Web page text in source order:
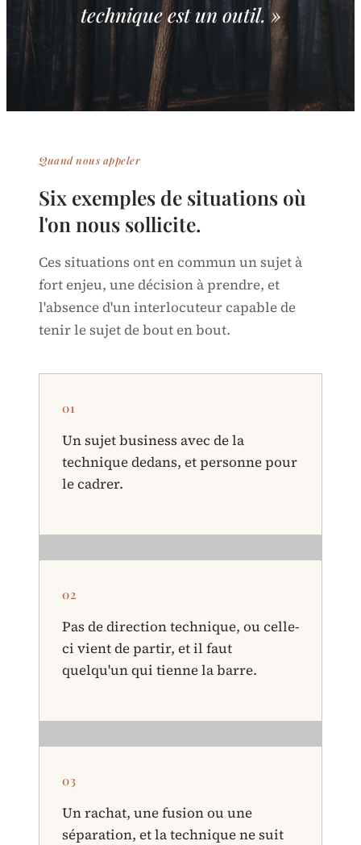
technique est un outil. »
Quand nous appeler
Six exemples de situations où
l'on nous sollicite.
Ces situations ont en commun un sujet à
fort enjeu, une décision à prendre, et
l'absence d'un interlocuteur capable de
tenir le sujet de bout en bout.
01
Un sujet business avec de la
technique dedans, et personne pour
le cadrer.
02
Pas de direction technique, ou celle-
ci vient de partir, et il faut
quelqu'un qui tienne la barre.
03
Un rachat, une fusion ou une
séparation, et la technique ne suit